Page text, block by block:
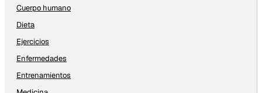
Cuerpo humano
Dieta
Ejercicios
Enfermedades
Entrenamientos